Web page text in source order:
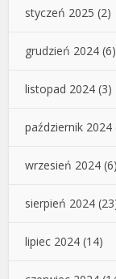
styczeń 2025 (2)
grudzień 2024 (6)
listopad 2024 (3)
październik 2024
wrzesień 2024 (6)
sierpień 2024
lipiec 2024 (14)